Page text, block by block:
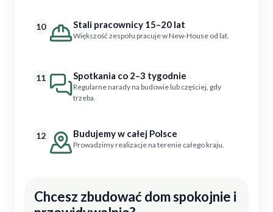
10 Stali pracownicy 15–20 lat
Większość zespołu pracuje w New-House od lat.
11 Spotkania co 2–3 tygodnie
Regularne narady na budowie lub częściej, gdy
trzeba.
12 Budujemy w całej Polsce
Prowadzimy realizacje na terenie całego kraju.
Chcesz zbudować dom spokojnie i